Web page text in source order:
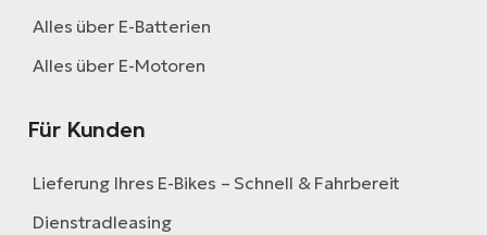
Alles über E-Batterien
Alles über E-Motoren
Für Kunden
Lieferung Ihres E-Bikes – Schnell & Fahrbereit
Dienstradleasing